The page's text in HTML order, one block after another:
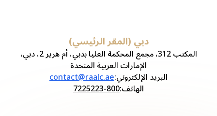
دبي (المقر الرئيسي)
المكتب 312، مجمع المحكمة العليا بدبي، أم هرير 2، دبي،
الإمارات العربية المتحدة
البريد الإلكتروني:
contact@raalc.ae
الهاتف:
800-7225223